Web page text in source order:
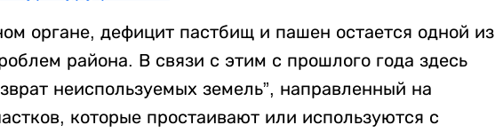
органе, дефицит пастбищ и пашен остается одной из
района. В связи с этим с прошлого года здесь
неиспользуемых земель”, направленный на
которые простаивают или используются с